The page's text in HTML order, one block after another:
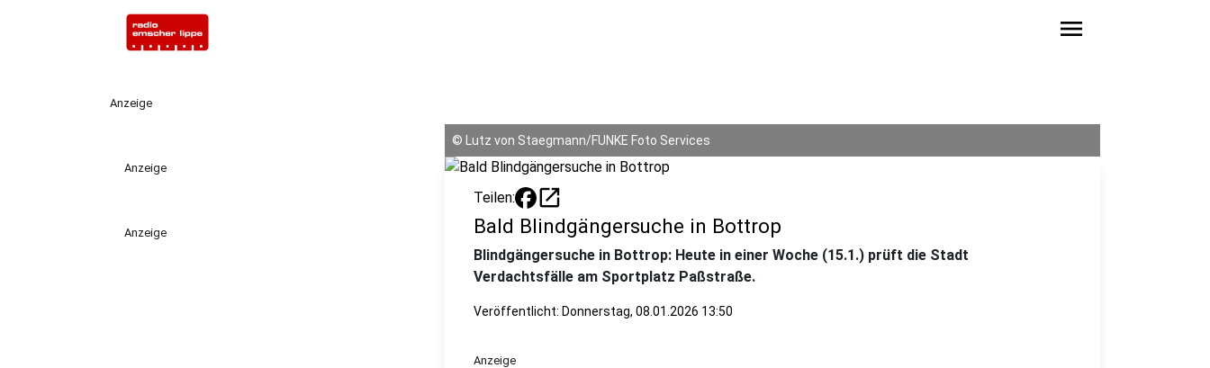
menu
Anzeige
Anzeige
Anzeige
© Lutz von Staegmann/FUNKE Foto Services
Teilen: open_in_new
Bald Blindgängersuche in Bottrop
Blindgängersuche in Bottrop: Heute in einer Woche (15.1.) prüft die Stadt
Verdachtsfälle am Sportplatz Paßstraße.
Veröffentlicht: Donnerstag, 08.01.2026 13:50
Anzeige